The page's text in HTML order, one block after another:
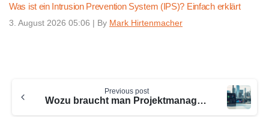
Was ist ein Intrusion Prevention System (IPS)? Einfach erklärt
3. August 2026 05:06 | By Mark Hirtenmacher
Reading
Previous post
Wozu braucht man Projektmanagement Software? Eine Übersicht